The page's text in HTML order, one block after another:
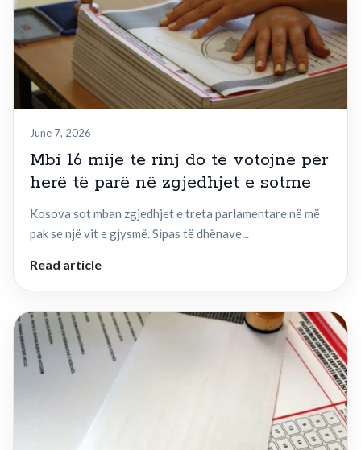
June 7, 2026
Mbi 16 mijë të rinj do të votojnë për
herë të parë në zgjedhjet e sotme
Kosova sot mban zgjedhjet e treta parlamentare në më
pak se një vit e gjysmë. Sipas të dhënave...
Read article